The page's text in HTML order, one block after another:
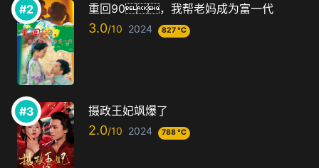
重回90，我帮老妈成为富一代
3.0 2024 827 °C
摄政王妃飒爆了
2.0 2024 788 °C